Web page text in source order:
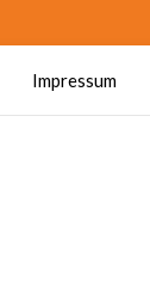
Impressum